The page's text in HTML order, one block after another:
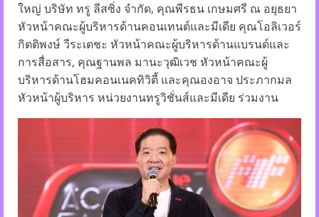
ใหญ่ บริษัท ทรู ลีสซิ่ง จำกัด, คุณพีรธน เกษมศรี ณ อยุธยา
หัวหน้าคณะผู้บริหารด้านคอนเทนต์และมีเดีย คุณโอลิเวอร์
กิตติพงษ์ วีระเตชะ หัวหน้าคณะผู้บริหารด้านแบรนด์และ
การสื่อสาร, คุณฐานพล มานะวุฒิเวช หัวหน้าคณะผู้
บริหารด้านโฮมคอนเนคทิวิตี้ และคุณองอาจ ประภากมล
หัวหน้าผู้บริหาร หน่วยงานทรูวิชั่นส์และมีเดีย ร่วมงาน